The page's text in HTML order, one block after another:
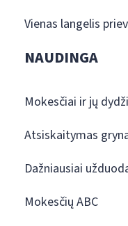
Vienas langelis
NAUDINGA
Mokesčiai ir jų
Atsiskaitymas
Dažniausiai
Mokesčių ABC